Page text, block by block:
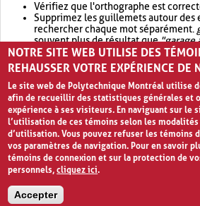
Vérifiez que l'orthographe est
Supprimez les guillemets autour des
rechercher chaque mot séparément.
souvent plus de résultat que"garage
Envisagez d'élargir votre recherche
retournera souvent plus de résultat
NOTRE SITE WEB UTILISE DES
REHAUSSER VOTRE EXPÉRIENCE DE
Le site web de Polytechnique Montréal utilise
afin de recueillir des statistiques générales et
expérience à ses visiteurs. En naviguant sur le
l’utilisation de ces témoins selon les
d’utilisation. Vous pouvez refuser les témoins
vos paramètres de navigation. Pour en savoir
témoins de connexion et sur la protection de
personnels,cliquez ici.
Accepter